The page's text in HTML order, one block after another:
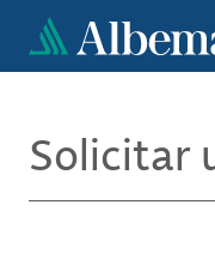
Pasar
contenido
Solicitar